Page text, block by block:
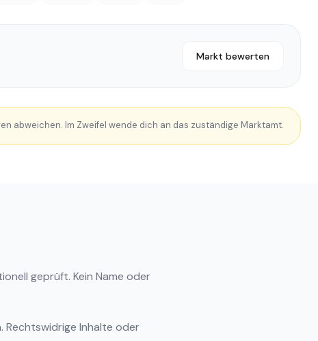
Markt bewerten
abweichen. Im Zweifel wende dich an das zuständige Marktamt.
geprüft. Kein Name oder
. Rechtswidrige Inhalte oder